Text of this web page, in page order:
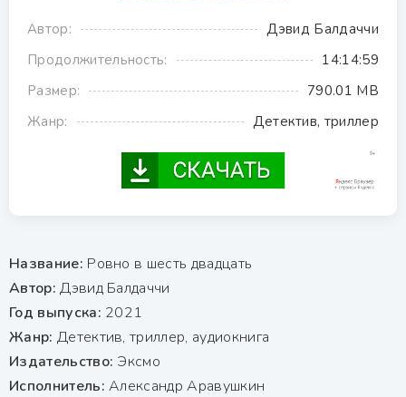
Автор:
Дэвид Балдаччи
Продолжительность:
14:14:59
Размер:
790.01 MB
Жанр:
Детектив, триллер
Название: Ровно в шесть двадцать
Автор: Дэвид Балдаччи
Год выпуска: 2021
Жанр: Детектив, триллер, аудиокнига
Издательство: Эксмо
Исполнитель: Александр Аравушкин